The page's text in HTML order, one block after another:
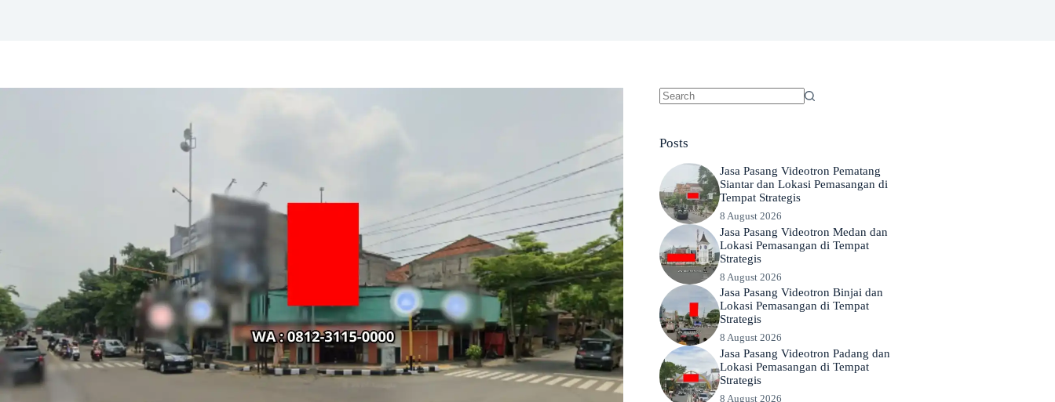
Posts
Jasa Pasang Videotron Pematang
Siantar dan Lokasi Pemasangan di
Tempat Strategis
8 August 2026
Jasa Pasang Videotron Medan dan
Lokasi Pemasangan di Tempat
Strategis
8 August 2026
Jasa Pasang Videotron Binjai dan
Lokasi Pemasangan di Tempat
Strategis
8 August 2026
Jasa Pasang Videotron Padang dan
Lokasi Pemasangan di Tempat
Strategis
8 August 2026